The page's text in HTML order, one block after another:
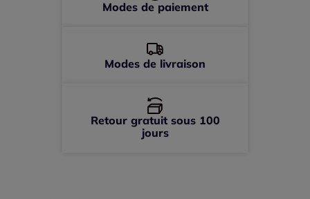
Modes de paiement
Modes de livraison
Retour gratuit sous 100
jours